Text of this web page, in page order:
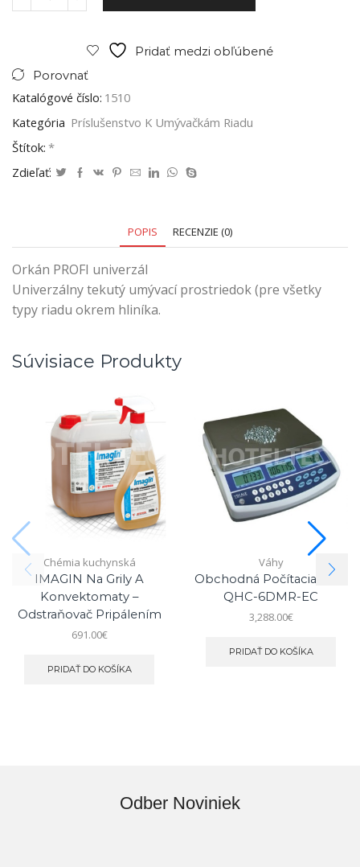
Pridať medzi obľúbené
Porovnať
Katalógové číslo: 1510
Kategória Príslušenstvo K Umývačkám Riadu
Štítok: *
Zdieľať:
POPIS RECENZIE (0)
Orkán PROFI univerzál
Univerzálny tekutý umývací prostriedok (pre všetky
typy riadu okrem hliníka.
Súvisiace Produkty
Chémia kuchynská
IMAGIN Na Grily A
Konvektomaty –
Odstraňovač Pripálením
691.00€
PRIDAŤ DO KOŠÍKA
Váhy
Obchodná Počítacia Váha
QHC-6DMR-EC
3,288.00€
PRIDAŤ DO KOŠÍKA
Odber Noviniek